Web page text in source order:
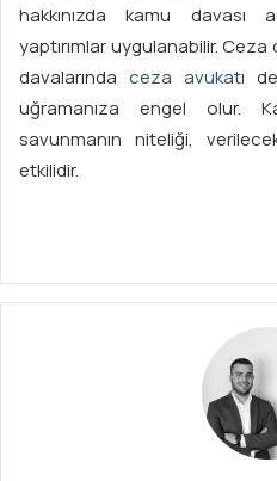
hakkınızda kamu davası
yaptırımlar uygulanabilir.
davalarında ceza avukatı
uğramanıza engel olur.
savunmanın niteliği,
etkilidir.